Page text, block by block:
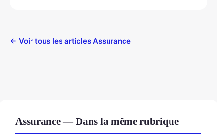
← Voir tous les articles Assurance
Assurance — Dans la même rubrique